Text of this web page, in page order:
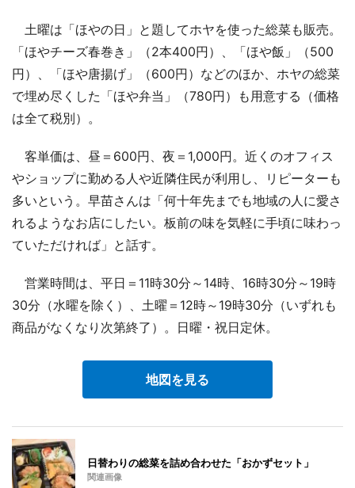
土曜は「ほやの日」と題してホヤを使った総菜も販売。
「ほやチーズ春巻き」（2本400円）、「ほや飯」（500
円）、「ほや唐揚げ」（600円）などのほか、ホヤの総菜
で埋め尽くした「ほや弁当」（780円）も用意する（価格
は全て税別）。
客単価は、昼＝600円、夜＝1,000円。近くのオフィス
やショップに勤める人や近隣住民が利用し、リピーターも
多いという。早苗さんは「何十年先までも地域の人に愛さ
れるようなお店にしたい。板前の味を気軽に手頃に味わっ
ていただければ」と話す。
営業時間は、平日＝11時30分～14時、16時30分～19時
30分（水曜を除く）、土曜＝12時～19時30分（いずれも
商品がなくなり次第終了）。日曜・祝日定休。
地図を見る
日替わりの総菜を詰め合わせた「おかずセット」
関連画像